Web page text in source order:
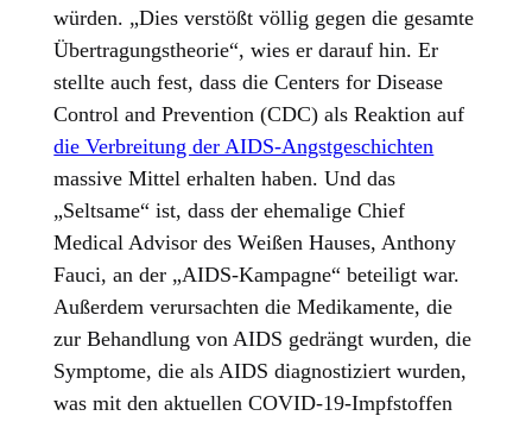
würden. „Dies verstößt völlig gegen die gesamte
Übertragungstheorie“, wies er darauf hin. Er
stellte auch fest, dass die Centers for Disease
Control and Prevention (CDC) als Reaktion auf
die Verbreitung der AIDS-Angstgeschichten
massive Mittel erhalten haben. Und das
„Seltsame“ ist, dass der ehemalige Chief
Medical Advisor des Weißen Hauses, Anthony
Fauci, an der „AIDS-Kampagne“ beteiligt war.
Außerdem verursachten die Medikamente, die
zur Behandlung von AIDS gedrängt wurden, die
Symptome, die als AIDS diagnostiziert wurden,
was mit den aktuellen COVID-19-Impfstoffen